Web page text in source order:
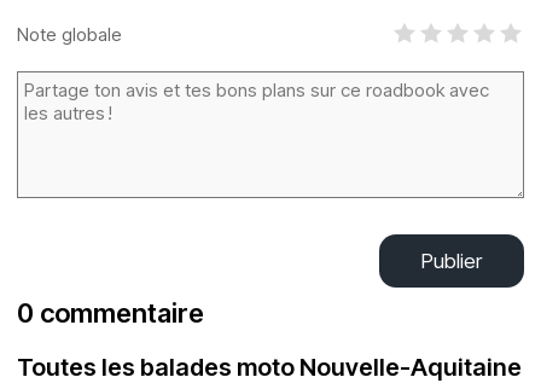
Note globale
Publier
0 commentaire
Toutes les balades moto Nouvelle-Aquitaine